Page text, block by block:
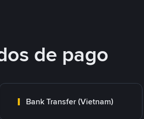
de pago
Bank Transfer (Vietnam)